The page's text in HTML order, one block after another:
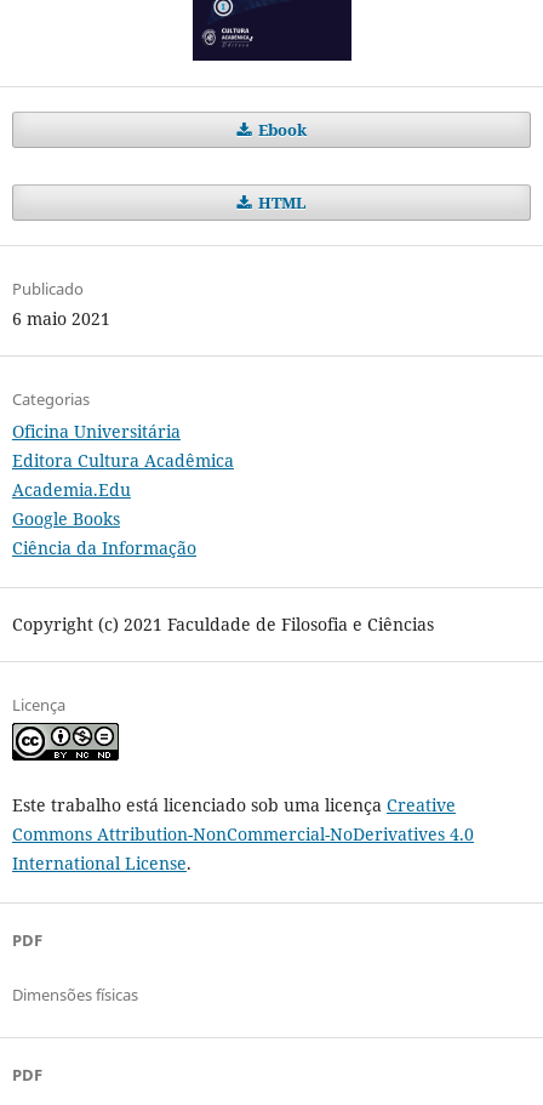
Ebook
HTML
Publicado
6 maio 2021
Categorias
Oficina Universitária
Editora Cultura Acadêmica
Academia.Edu
Google Books
Ciência da Informação
Copyright (c) 2021 Faculdade de Filosofia e Ciências
Licença
Este trabalho está licenciado sob uma licença Creative
Commons Attribution-NonCommercial-NoDerivatives 4.0
International License.
PDF
Dimensões físicas
PDF